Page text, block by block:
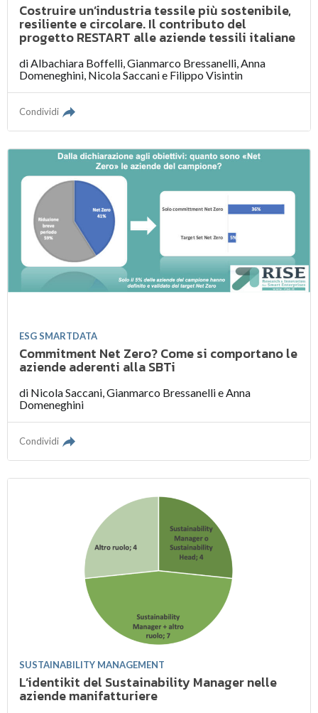
Costruire un’industria tessile più sostenibile,
resiliente e circolare. Il contributo del
progetto RESTART alle aziende tessili italiane
diAlbachiara Boffelli,Gianmarco Bressanelli,Anna
Domeneghini, Nicola Saccanie Filippo Visintin
Condividi
ESG SMARTDATA
Commitment Net Zero? Come si comportano le
aziende aderenti alla SBTi
di Nicola Saccani ,Gianmarco Bressanellie Anna
Domeneghini
Condividi
SUSTAINABILITY MANAGEMENT
L’identikit del Sustainability Manager nelle
aziende manifatturiere